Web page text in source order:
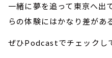
一緒に夢を追って東京へ出
らの体験にはかなり差がある
ぜひPodcastでチェックし